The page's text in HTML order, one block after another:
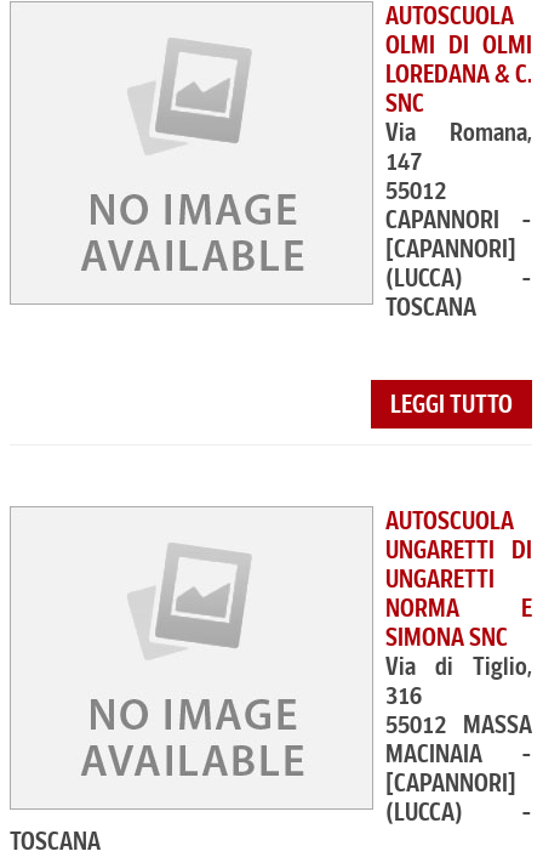
AUTOSCUOLA
OLMI DI OLMI
LOREDANA & C.
SNC
Via Romana,
147
55012
CAPANNORI -
[CAPANNORI]
(LUCCA) -
TOSCANA
LEGGI TUTTO
AUTOSCUOLA
UNGARETTI DI
UNGARETTI
NORMA E
SIMONA SNC
Via di Tiglio,
316
55012 MASSA
MACINAIA -
[CAPANNORI]
(LUCCA) -
TOSCANA